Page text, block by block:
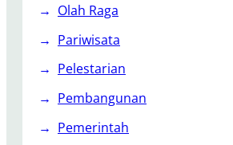
Olah Raga
Pariwisata
Pelestarian
Pembangunan
Pemerintah